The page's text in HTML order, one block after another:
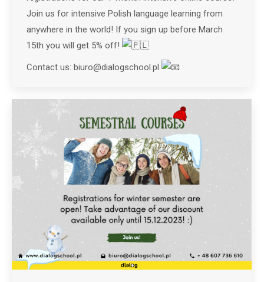
Join us for intensive Polish language learning from
anywhere in the world! If you sign up before March
15th you will get 5% off!
Contact us: biuro@dialogschool.pl